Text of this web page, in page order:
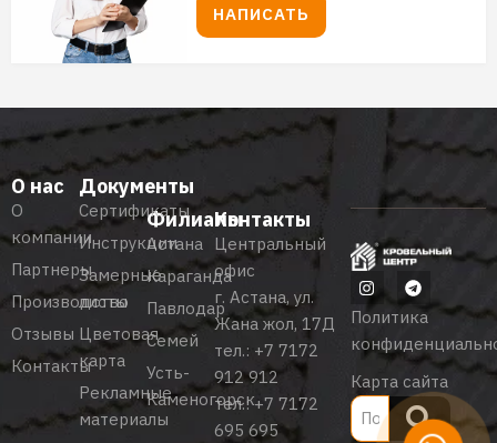
НАПИСАТЬ
О нас
О
компании
Партнеры
Производство
Отзывы
Контакты
Документы
Сертификаты
Инструкции
Замерные
листы
Цветовая
карта
Рекламные
материалы
Филиалы
Астана
Караганда
Павлодар
Семей
Усть-
Каменогорск
Контакты
Центральный
офис
г. Астана, ул.
Жана жол, 17Д
тел.: +7 7172
912 912
тел.:+7 7172
695 695
Политика
Карта сайта